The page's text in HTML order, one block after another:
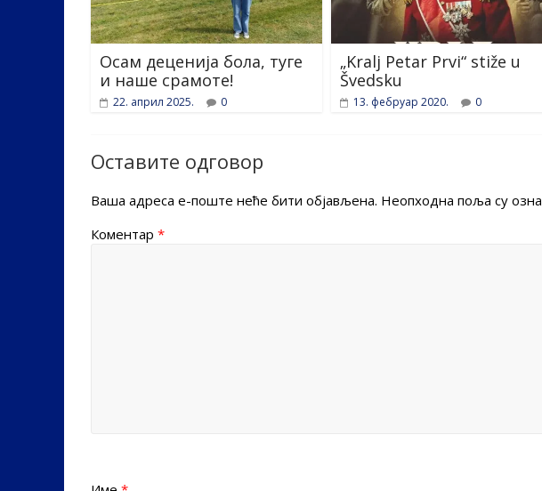
Осам деценија бола, туге
и наше срамоте!
22. април 2025. 0
„Kralj Petar Prvi“ stiže u
Švedsku
13. фебруар 2020. 0
Оставите одговор
Ваша адреса е-поште неће бити објављена. Неопходна поља су
Коментар *